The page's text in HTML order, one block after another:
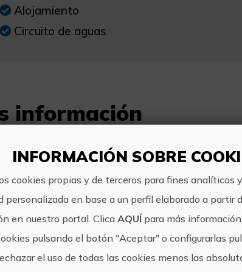
Alojamiento
Circuito de aguas
información
Horario Gran Wellness SPA: 10:00-
Alojamiento en habitación familiar y
INFORMACIÓN SOBRE
cookies propias y de terceros para fines analíticos
personalizada en base a un perfil elaborado a partir
en nuestro portal. Clica AQUÍpara más
pulsando el botón "Aceptar" o configurarlas
el uso de todas las cookies menos las